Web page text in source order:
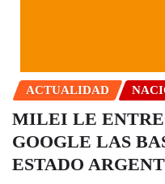
ACTUALIDAD
MILEI LE
GOOGLE LAS
ESTADO